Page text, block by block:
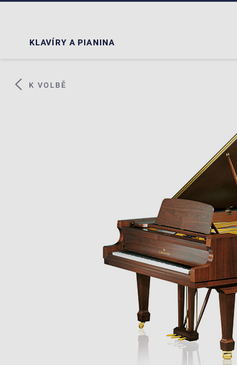
KLAVÍRY A PIANINA
K VOLBĚ